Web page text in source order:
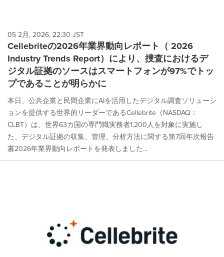
05 2月, 2026, 22:30 JST
Cellebriteの2026年業界動向レポート（ 2026
Industry Trends Report）により、捜査におけるデ
ジタル証拠のソースはスマートフォンが97%でトッ
プであることが明らかに
本日、公共企業と民間企業にAIを活用したデジタル調査ソリューシ
ョンを提供する世界的リーダーであるCellebrite（NASDAQ：
CLBT）は、世界63カ国の専門職実務者1,200人を対象に実施し
た、デジタル証拠の収集、管理、分析方法に関する第7回年次報告
書2026年業界動向レポートを発表しました...